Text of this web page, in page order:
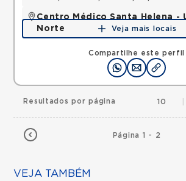
Compartilhe este perfil
Centro Médico Santa Helena -
Norte
SHLN, ASA NORTE, Brasilia, DF,
Veja mais locais
Página 1 - 2
Resultados por página 10
VEJA TAMBÉM